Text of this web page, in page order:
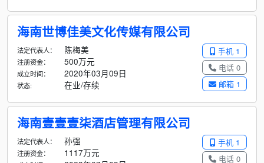
海南世博佳美文化传媒有限公司
手机 1
电话 0
邮箱 1
法定代表人： 陈梅美
注册资金： 500万元
成立时间： 2020年03月09日
状态: 在业/存续
海南壹壹壹柒酒店管理有限公司
手机 1
电话 0
法定代表人： 孙强
注册资金： 1117万元